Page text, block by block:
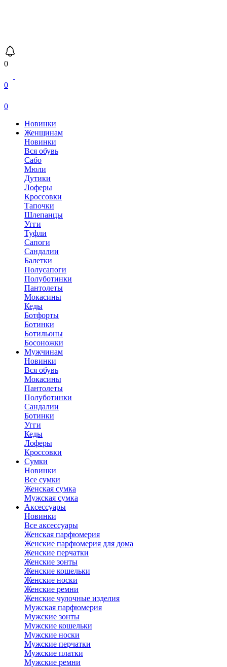
0
0
0
Новинки
Женщинам
Новинки
Вся обувь
Сабо
Мюли
Дутики
Лоферы
Кроссовки
Тапочки
Шлепанцы
Угги
Туфли
Сапоги
Сандалии
Балетки
Полусапоги
Полуботинки
Пантолеты
Мокасины
Кеды
Ботфорты
Ботинки
Ботильоны
Босоножки
Мужчинам
Новинки
Вся обувь
Мокасины
Пантолеты
Полуботинки
Сандалии
Ботинки
Угги
Кеды
Лоферы
Кроссовки
Сумки
Новинки
Все сумки
Женская сумка
Мужская сумка
Аксессуары
Новинки
Все аксессуары
Женская парфюмерия
Женские парфюмерия для дома
Женские перчатки
Женские зонты
Женские кошельки
Женские носки
Женские ремни
Женские чулочные изделия
Мужская парфюмерия
Мужские зонты
Мужские кошельки
Мужские носки
Мужские перчатки
Мужские платки
Мужские ремни